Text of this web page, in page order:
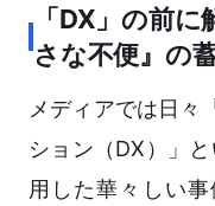
「DX」の前
さな不便』の
メディアでは日々
ション（DX）」
用した華々しい